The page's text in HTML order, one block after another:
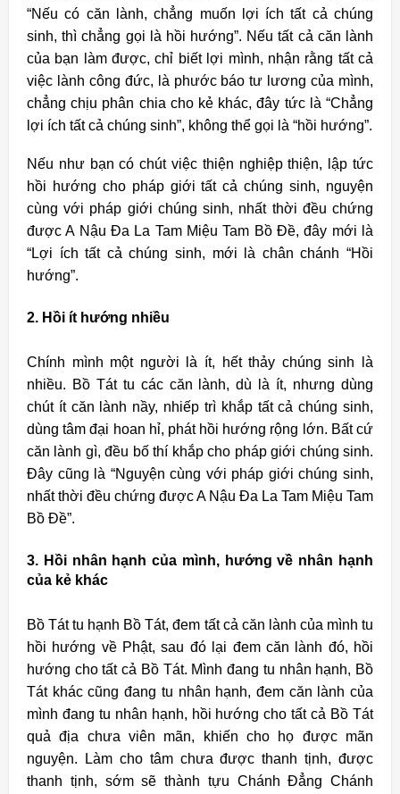
“Nếu có căn lành, chẳng muốn lợi ích tất cả chúng
sinh, thì chẳng gọi là hồi hướng”. Nếu tất cả căn lành
của bạn làm được, chỉ biết lợi mình, nhận rằng tất cả
việc lành công đức, là phước báo tư lương của mình,
chẳng chịu phân chia cho kẻ khác, đây tức là “Chẳng
lợi ích tất cả chúng sinh”, không thể gọi là “hồi hướng”.
Nếu như bạn có chút việc thiện nghiệp thiện, lập tức
hồi hướng cho pháp giới tất cả chúng sinh, nguyện
cùng với pháp giới chúng sinh, nhất thời đều chứng
được A Nậu Ða La Tam Miệu Tam Bồ Ðề, đây mới là
“Lợi ích tất cả chúng sinh, mới là chân chánh “Hồi
hướng”.
2. Hồi ít hướng nhiều
Chính mình một người là ít, hết thảy chúng sinh là
nhiều. Bồ Tát tu các căn lành, dù là ít, nhưng dùng
chút ít căn lành nầy, nhiếp trì khắp tất cả chúng sinh,
dùng tâm đại hoan hỉ, phát hồi hướng rộng lớn. Bất cứ
căn lành gì, đều bố thí khắp cho pháp giới chúng sinh.
Ðây cũng là “Nguyện cùng với pháp giới chúng sinh,
nhất thời đều chứng được A Nậu Ða La Tam Miệu Tam
Bồ Ðề”.
3. Hồi nhân hạnh của mình, hướng về nhân hạnh
của kẻ khác
Bồ Tát tu hạnh Bồ Tát, đem tất cả căn lành của mình tu
hồi hướng về Phật, sau đó lại đem căn lành đó, hồi
hướng cho tất cả Bồ Tát. Mình đang tu nhân hạnh, Bồ
Tát khác cũng đang tu nhân hạnh, đem căn lành của
mình đang tu nhân hạnh, hồi hướng cho tất cả Bồ Tát
quả địa chưa viên mãn, khiến cho họ được mãn
nguyện. Làm cho tâm chưa được thanh tịnh, được
thanh tịnh, sớm sẽ thành tựu Chánh Ðẳng Chánh